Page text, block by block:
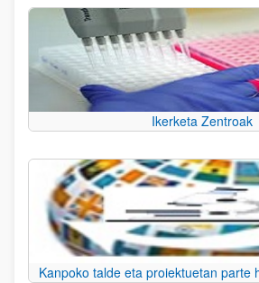
Ikerketa Zentroak
Kanpoko talde eta proiektuetan parte